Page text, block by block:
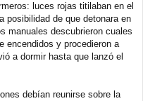
luces rojas titilaban en el
posibilidad de que detonara en
manuales descubrieron cuales
encendidos y procedieron a
a dormir hasta que lanzó el
debían reunirse sobre la